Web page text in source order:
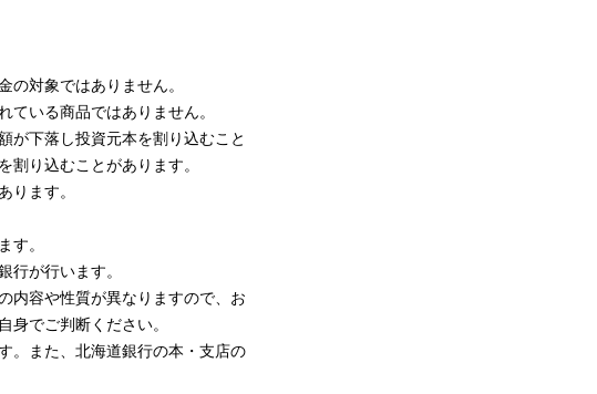
対象ではありません。
いる商品ではありません。
が下落し投資元本を割り込むこと
り込むことがあります。
ります。
す。
が行います。
内容や性質が異なりますので、お
でご判断ください。
。また、北海道銀行の本・支店の